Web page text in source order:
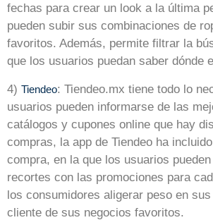
fechas para crear un look a la última
pueden subir sus combinaciones de
favoritos. Además, permite filtrar la
que los usuarios puedan saber dónde
4) Tiendeo: Tiendeo.mx tiene todo lo
usuarios pueden informarse de las
catálogos y cupones online que hay
compras, la app de Tiendeo ha
compra, en la que los usuarios
recortes con las promociones para
los consumidores aligerar peso en
cliente de sus negocios favoritos.